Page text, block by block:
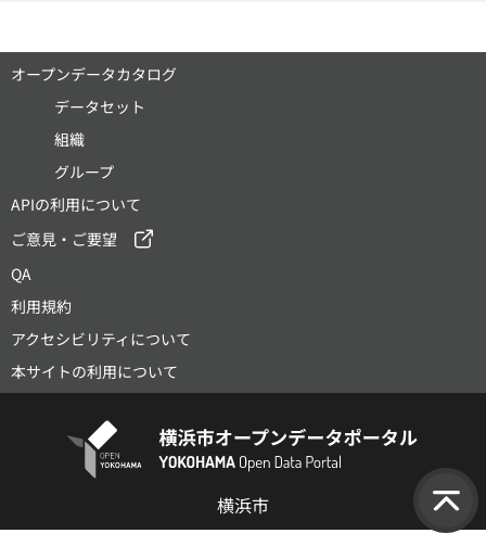
オープンデータカタログ
データセット
組織
グループ
APIの利用について
ご意見・ご要望
QA
利用規約
アクセシビリティについて
本サイトの利用について
横浜市